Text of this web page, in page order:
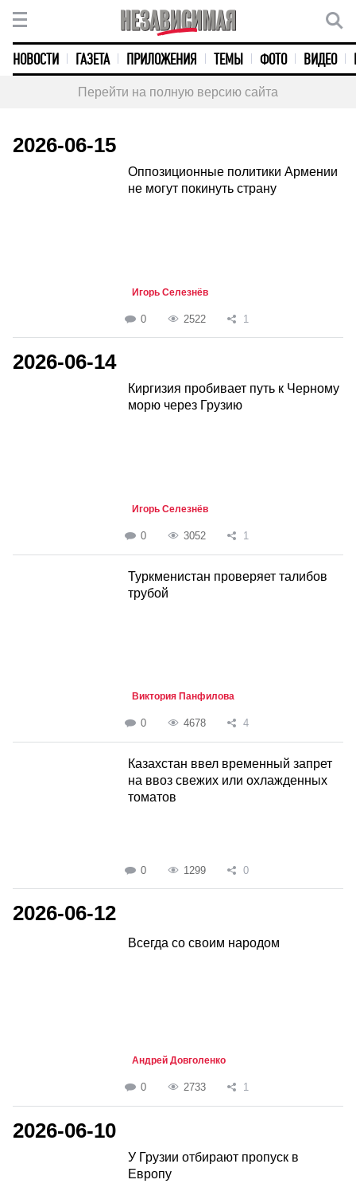
НОВОСТИ ГАЗЕТА ПРИЛОЖЕНИЯ ТЕМЫ ФОТО ВИДЕО
Перейти на полную версию сайта
2026-06-15
Оппозиционные политики Армении
не могут покинуть страну
Игорь Селезнёв
0 2522 1
2026-06-14
Киргизия пробивает путь к Черному
морю через Грузию
Игорь Селезнёв
0 3052 1
Туркменистан проверяет талибов
трубой
Виктория Панфилова
0 4678 4
Казахстан ввел временный запрет
на ввоз свежих или охлажденных
томатов
0 1299 0
2026-06-12
Всегда со своим народом
Андрей Довголенко
0 2733 1
2026-06-10
У Грузии отбирают пропуск в
Европу